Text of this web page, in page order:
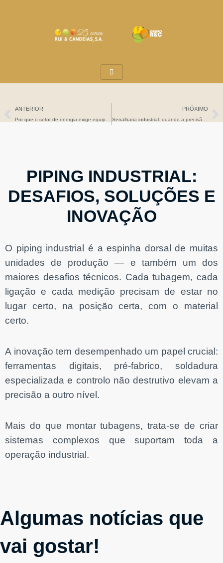
Anterior
ANTERIOR PRÓXIMO
PIPING INDUSTRIAL:
DESAFIOS, SOLUÇÕES E
INOVAÇÃO
O piping industrial é a espinha dorsal de muitas
unidades de produção — e também um dos
maiores desafios técnicos. Cada tubagem, cada
ligação e cada medição precisam de estar no
lugar certo, na posição certa, com o material
certo.
A inovação tem desempenhado um papel crucial:
ferramentas digitais, pré-fabrico, soldadura
especializada e controlo não destrutivo elevam a
precisão a outro nível.
Mais do que montar tubagens, trata-se de criar
sistemas complexos que suportam toda a
operação industrial.
Algumas notícias que
vai gostar!
Esses cookies
opcionais. São
do site.
Estatísticas
Para que
possamos
e a estrutura
do site, com
base em como
o site é usado.
durante a sua
visita. Se você
recusar esses
algumas
funcionalidades
desaparecerão